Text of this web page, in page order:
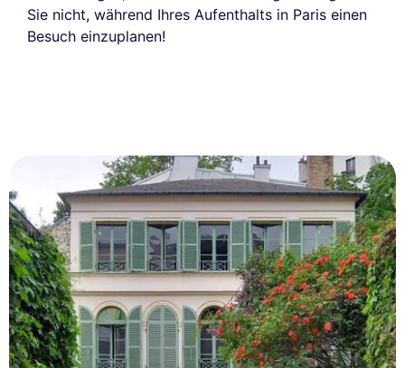
Sie nicht, während Ihres Aufenthalts in Paris einen
Besuch einzuplanen!